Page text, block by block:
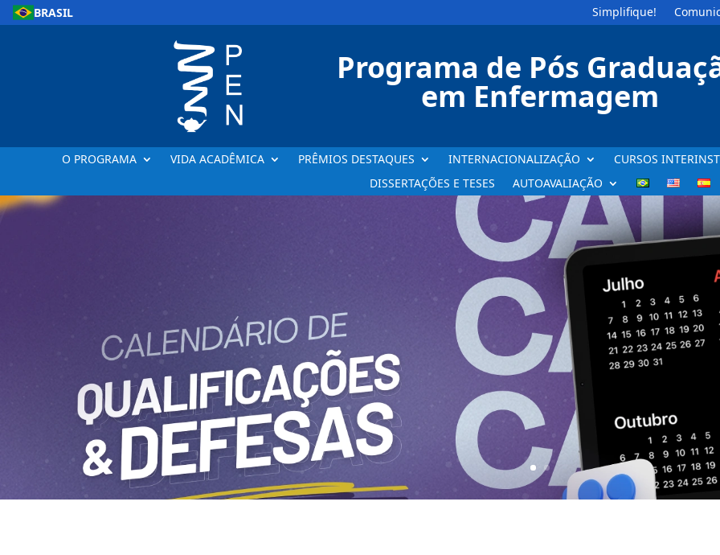
BRASIL Simplifique!
Programa de Pós
em Enfermagem
O PROGRAMA VIDA ACADÊMICA PRÊMIOS DESTAQUES INTERNACIONALIZAÇÃO
CURSOS
DISSERTAÇÕES E TESES
AUTOAVALIAÇÃO